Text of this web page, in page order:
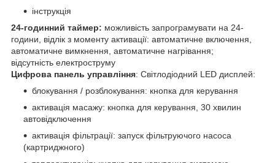
інструкція
24-годинний таймер: можливість запрограмувати на 24-
години, відлік з моменту активації: автоматичне включення,
автоматичне вимкнення, автоматичне нагрівання;
відсутність електроструму
Цифрова панель управління: Світлодіодний LED дисплей:
блокування / розблокування: кнопка для керування
активація масажу: кнопка для керування, 30 хвилин
автовідключення
активація фільтрації: запуск фільтруючого насоса
(картриджного)